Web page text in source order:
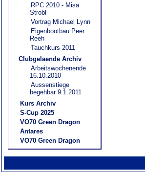
RPC 2010 - Misa
Strobl
Vortrag Michael Lynn
Eigenbootbau Peer
Reeh
Tauchkurs 2011
Clubgelaende Archiv
Arbeitswochenende
16.10.2010
Aussenstiege
begehbar 9.1.2011
Kurs Archiv
S-Cup 2025
VO70 Green Dragon
Antares
VO70 Green Dragon